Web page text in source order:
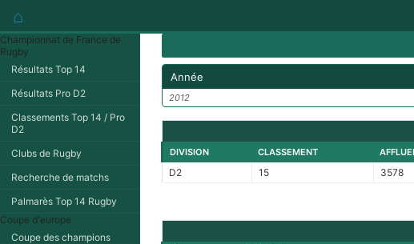
⌂
Championnat de France de
Rugby
Résultats Top 14
Résultats Pro D2
Classements Top 14 / Pro
D2
Clubs de Rugby
Recherche de matchs
Palmarès Top 14 Rugby
Coupe d'europe
Coupe des champions
Année
2012
DIVISION
CLASSEMENT
D2 15 3578